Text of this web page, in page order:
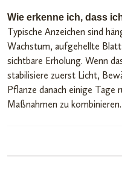
Wie erkenne ich, dass
Typische Anzeichen sind
Wachstum, aufgehellte
sichtbare Erholung. Wenn
stabilisiere zuerst Licht,
Pflanze danach einige
Maßnahmen zu kombinieren.